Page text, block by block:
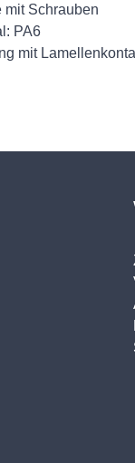
mit Schrauben
PA6
mit